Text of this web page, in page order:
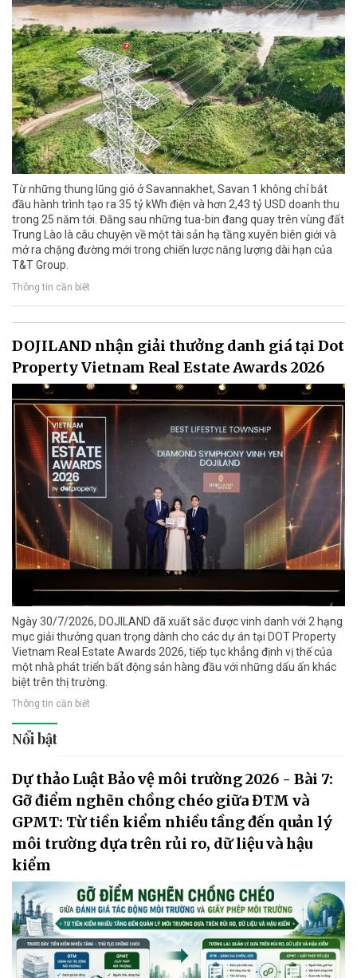
Từ những thung lũng gió ở Savannakhet, Savan 1 không chỉ bắt
đầu hành trình tạo ra 35 tỷ kWh điện và hơn 2,43 tỷ USD doanh thu
trong 25 năm tới. Đằng sau những tua-bin đang quay trên vùng đất
Trung Lào là câu chuyện về một tài sản hạ tầng xuyên biên giới và
mở ra chặng đường mới trong chiến lược năng lượng dài hạn của
T&T Group.
Thông tin cần biết
DOJILAND nhận giải thưởng danh giá tại Dot
Property Vietnam Real Estate Awards 2026
Ngày 30/7/2026, DOJILAND đã xuất sắc được vinh danh với 2 hạng
mục giải thưởng quan trọng dành cho các dự án tại DOT Property
Vietnam Real Estate Awards 2026, tiếp tục khẳng định vị thế của
một nhà phát triển bất động sản hàng đầu với những dấu ấn khác
biệt trên thị trường.
Thông tin cần biết
Nổi bật
Dự thảo Luật Bảo vệ môi trường 2026 - Bài 7:
Gỡ điểm nghẽn chồng chéo giữa ĐTM và
GPMT: Từ tiền kiểm nhiều tầng đến quản lý
môi trường dựa trên rủi ro, dữ liệu và hậu
kiểm